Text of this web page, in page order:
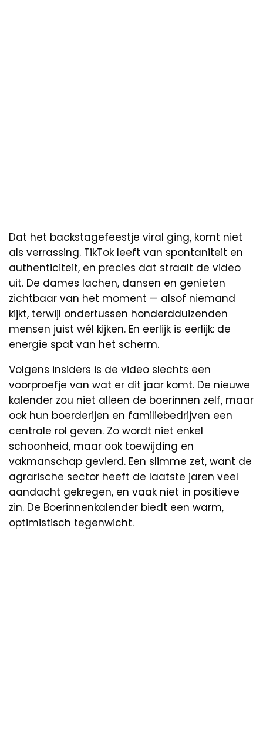
Dat het backstagefeestje viral ging, komt niet
als verrassing. TikTok leeft van spontaniteit en
authenticiteit, en precies dat straalt de video
uit. De dames lachen, dansen en genieten
zichtbaar van het moment — alsof niemand
kijkt, terwijl ondertussen honderdduizenden
mensen juist wél kijken. En eerlijk is eerlijk: de
energie spat van het scherm.
Volgens insiders is de video slechts een
voorproefje van wat er dit jaar komt. De nieuwe
kalender zou niet alleen de boerinnen zelf, maar
ook hun boerderijen en familiebedrijven een
centrale rol geven. Zo wordt niet enkel
schoonheid, maar ook toewijding en
vakmanschap gevierd. Een slimme zet, want de
agrarische sector heeft de laatste jaren veel
aandacht gekregen, en vaak niet in positieve
zin. De Boerinnenkalender biedt een warm,
optimistisch tegenwicht.